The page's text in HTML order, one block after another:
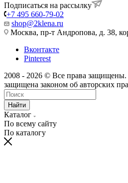
Подписаться на рассылку
+7 495 660-79-02
shop@2klena.ru
Москва, пр-т Андропова, д. 38,
Вконтакте
Pinterest
2008 - 2026 © Все права
защищена законом об авторских
Найти
Каталог
По всему сайту
По каталогу